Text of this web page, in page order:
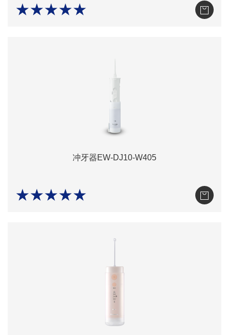
★★★★★
冲牙器EW-DJ10-W405
★★★★★